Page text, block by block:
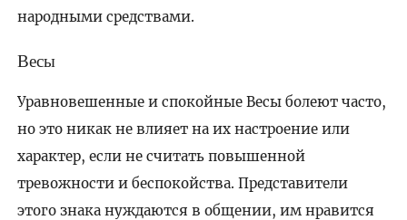
народными средствами.
Весы
Уравновешенные и спокойные Весы болеют часто,
но это никак не влияет на их настроение или
характер, если не считать повышенной
тревожности и беспокойства. Представители
этого знака нуждаются в общении, им нравится